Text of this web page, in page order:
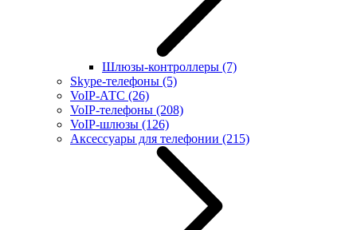
Шлюзы-контроллеры (7)
Skype-телефоны (5)
VoIP-АТС (26)
VoIP-телефоны (208)
VoIP-шлюзы (126)
Аксессуары для телефонии (215)